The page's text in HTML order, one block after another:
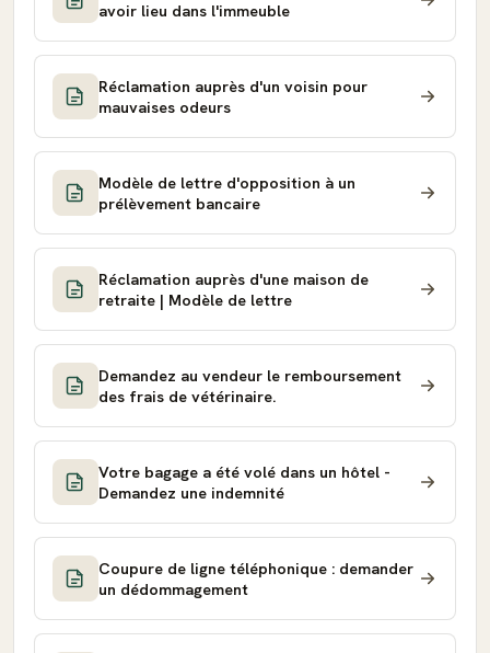
avoir lieu dans l'immeuble
Réclamation auprès d'un voisin pour
mauvaises odeurs
Modèle de lettre d'opposition à un
prélèvement bancaire
Réclamation auprès d'une maison de
retraite | Modèle de lettre
Demandez au vendeur le remboursement
des frais de vétérinaire.
Votre bagage a été volé dans un hôtel -
Demandez une indemnité
Coupure de ligne téléphonique : demander
un dédommagement